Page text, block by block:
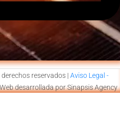
reservados | Aviso Legal -
desarrollada por Sinapsis Agency